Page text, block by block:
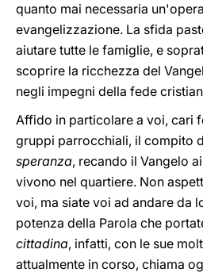
quanto mai necessaria
evangelizzazione. La sfida
aiutare tutte le famiglie, e
scoprire la ricchezza del
negli impegni della fede
Affido in particolare a voi, cari
gruppi parrocchiali, il compito
speranza, recando il Vangelo
vivono nel quartiere. Non
voi, ma siate voi ad andare da
potenza della Parola che
cittadina, infatti, con le sue
attualmente in corso, chiama